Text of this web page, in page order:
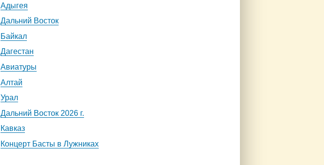
Адыгея
Дальний Восток
Байкал
Дагестан
Авиатуры
Алтай
Урал
Дальний Восток 2026 г.
Кавказ
Концерт Басты в Лужниках